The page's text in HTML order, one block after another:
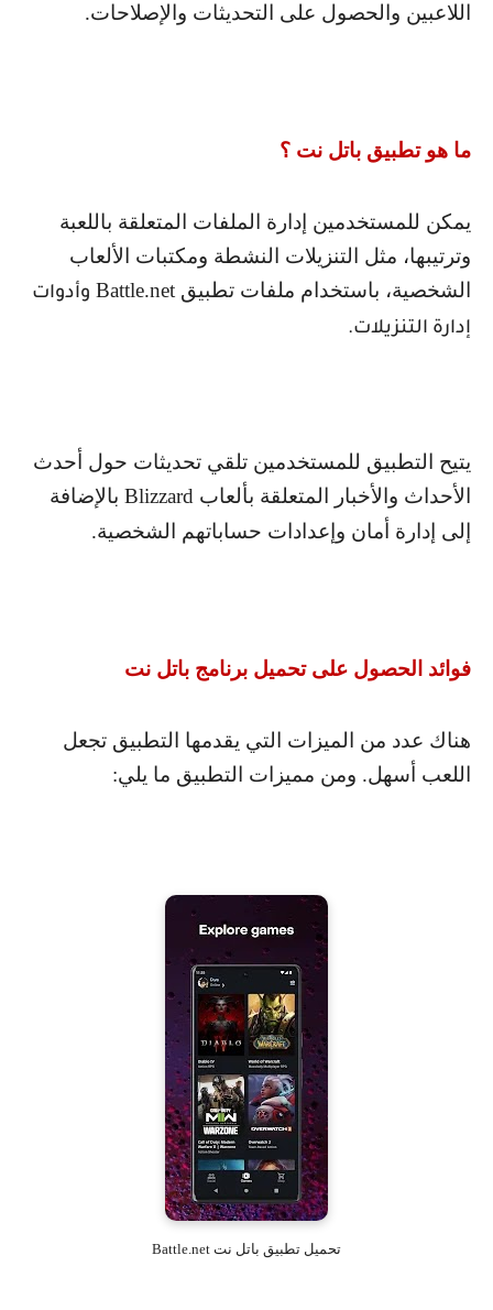
اللاعبين والحصول على التحديثات والإصلاحات.
ما هو تطبيق باتل نت ؟
يمكن للمستخدمين إدارة الملفات المتعلقة باللعبة
وترتيبها، مثل التنزيلات النشطة ومكتبات الألعاب
الشخصية، باستخدام ملفات تطبيق Battle.net وأدوات
إدارة التنزيلات.
يتيح التطبيق للمستخدمين تلقي تحديثات حول أحدث
الأحداث والأخبار المتعلقة بألعاب Blizzard بالإضافة
إلى إدارة أمان وإعدادات حساباتهم الشخصية.
فوائد الحصول على تحميل برنامج باتل نت
هناك عدد من الميزات التي يقدمها التطبيق تجعل
اللعب أسهل. ومن مميزات التطبيق ما يلي:
تحميل تطبيق باتل نت Battle.net